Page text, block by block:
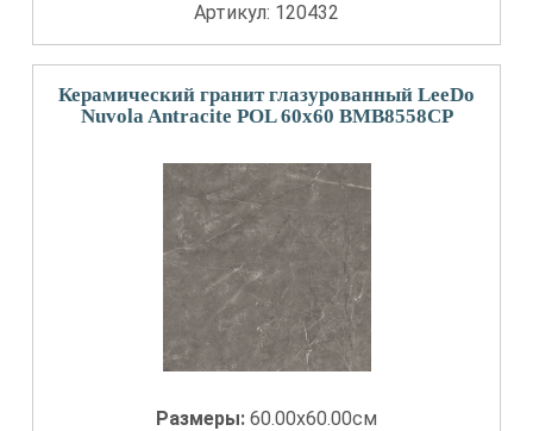
Артикул: 120432
Керамический гранит глазурованный LeeDo
Nuvola Antracite POL 60x60 BMB8558CP
Размеры: 60.00x60.00см